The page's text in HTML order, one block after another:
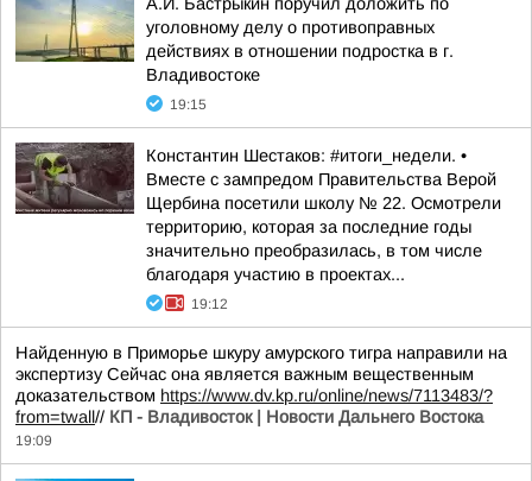
уголовному делу о противоправных
действиях в отношении подростка в г.
Владивостоке
19:15
Константин Шестаков: #итоги_недели. •
Вместе с зампредом Правительства Верой
Щербина посетили школу № 22. Осмотрели
территорию, которая за последние годы
значительно преобразилась, в том числе
благодаря участию в проектах...
19:12
Найденную в Приморье шкуру амурского тигра направили на
экспертизу Сейчас она является важным вещественным
доказательством https://www.dv.kp.ru/online/news/7113483/?
from=twall// КП - Владивосток | Новости Дальнего Востока
19:09